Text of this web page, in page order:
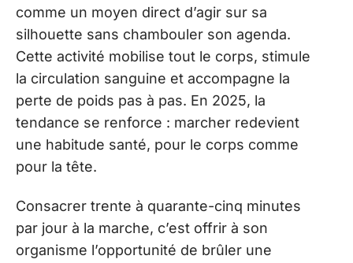
comme un moyen direct d’agir sur sa
silhouette sans chambouler son agenda.
Cette activité mobilise tout le corps, stimule
la circulation sanguine et accompagne la
perte de poids pas à pas. En 2025, la
tendance se renforce : marcher redevient
une habitude santé, pour le corps comme
pour la tête.
Consacrer trente à quarante-cinq minutes
par jour à la marche, c’est offrir à son
organisme l’opportunité de brûler une